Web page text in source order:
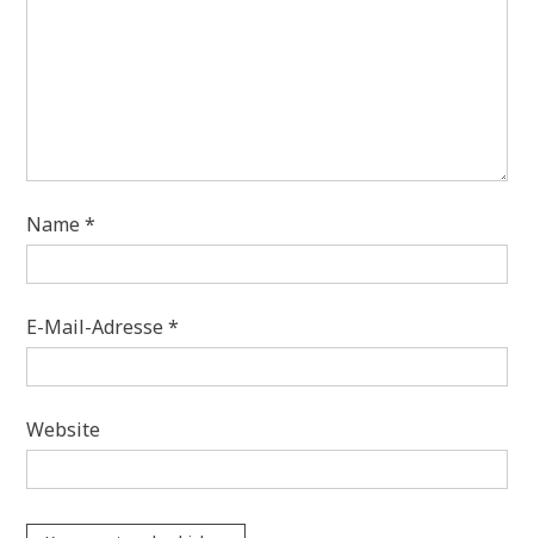
Name*
E-Mail-Adresse*
Website